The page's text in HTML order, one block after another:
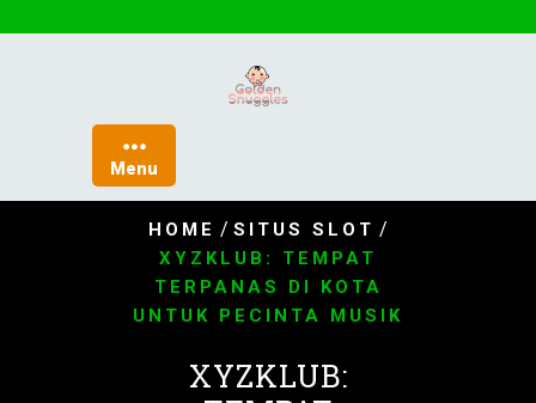
to
Menu
HOME / SITUS SLOT /
XYZKLUB: TEMPAT
TERPANAS DI KOTA
UNTUK PECINTA MUSIK
XYZKLUB: